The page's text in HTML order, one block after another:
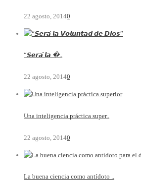
22 agosto, 20140
“𝙎𝙚𝙧𝙖́ 𝙡𝙖 �..
22 agosto, 20140
Una inteligencia práctica super..
22 agosto, 20140
La buena ciencia como antídoto ..